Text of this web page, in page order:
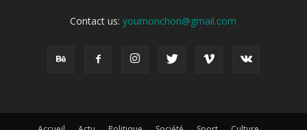
Contact us:youmonchon@gmail.com